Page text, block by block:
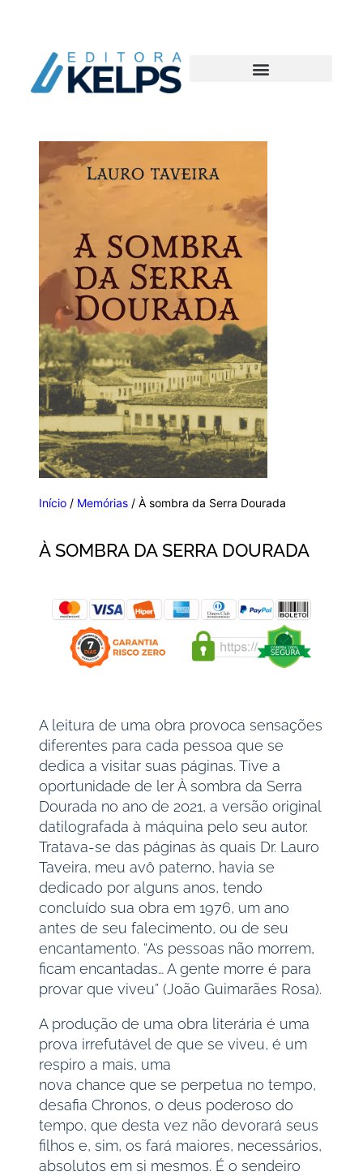
Início / Memórias / À sombra da Serra Dourada
À SOMBRA DA SERRA DOURADA
A leitura de uma obra provoca sensações
diferentes para cada pessoa que se
dedica a visitar suas páginas. Tive a
oportunidade de ler À sombra da Serra
Dourada no ano de 2021, a versão original
datilografada à máquina pelo seu autor.
Tratava-se das páginas às quais Dr. Lauro
Taveira, meu avô paterno, havia se
dedicado por alguns anos, tendo
concluído sua obra em 1976, um ano
antes de seu falecimento, ou de seu
encantamento. “As pessoas não morrem,
ficam encantadas… A gente morre é para
provar que viveu” (João Guimarães Rosa).
A produção de uma obra literária é uma
prova irrefutável de que se viveu, é um
respiro a mais, uma
nova chance que se perpetua no tempo,
desafia Chronos, o deus poderoso do
tempo, que desta vez não devorará seus
filhos e, sim, os fará maiores, necessários,
absolutos em si mesmos. É o sendeiro